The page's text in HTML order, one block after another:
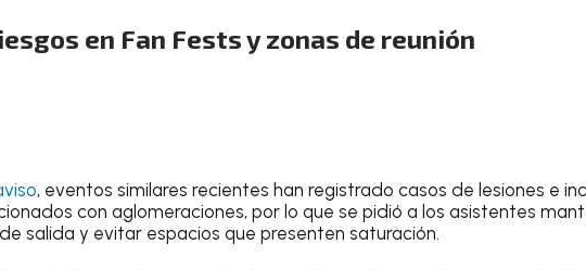
en Fan Fests y zonas de reunión
, eventos similares recientes han registrado casos de lesiones e
con aglomeraciones, por lo que se pidió a los asistentes
salida y evitar espacios que presenten saturación.